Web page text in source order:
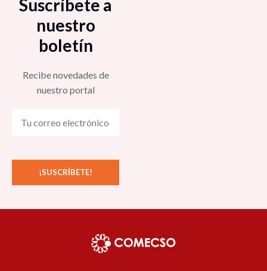
Suscríbete a
nuestro
boletín
Recibe novedades de
nuestro portal